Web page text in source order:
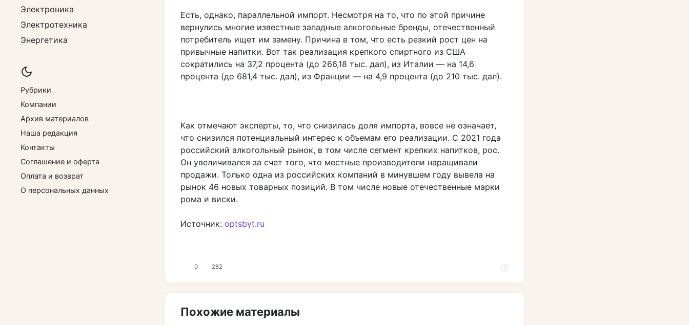
Есть, однако, параллельной импорт. Несмотря на то, что по этой причине
вернулись многие известные западные алкогольные бренды, отечественный
потребитель ищет им замену. Причина в том, что есть резкий рост цен на
привычные напитки. Вот так реализация крепкого спиртного из США
сократились на 37,2 процента (до 266,18 тыс. дал), из Италии — на 14,6
процента (до 681,4 тыс. дал), из Франции — на 4,9 процента (до 210 тыс. дал).
Как отмечают эксперты, то, что снизилась доля импорта, вовсе не означает,
что снизился потенциальный интерес к объемам его реализации. С 2021 года
российский алкогольный рынок, в том числе сегмент крепких напитков, рос.
Он увеличивался за счет того, что местные производители наращивали
продажи. Только одна из российских компаний в минувшем году вывела на
рынок 46 новых товарных позиций. В том числе новые отечественные марки
рома и виски.
Источник: optsbyt.ru
0 282
Похожие материалы
Электроника
Электротехника
Энергетика
Рубрики
Компании
Архив материалов
Наша редакция
Контакты
Соглашение и оферта
Оплата и возврат
О персональных данных